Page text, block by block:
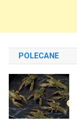
POLECANE